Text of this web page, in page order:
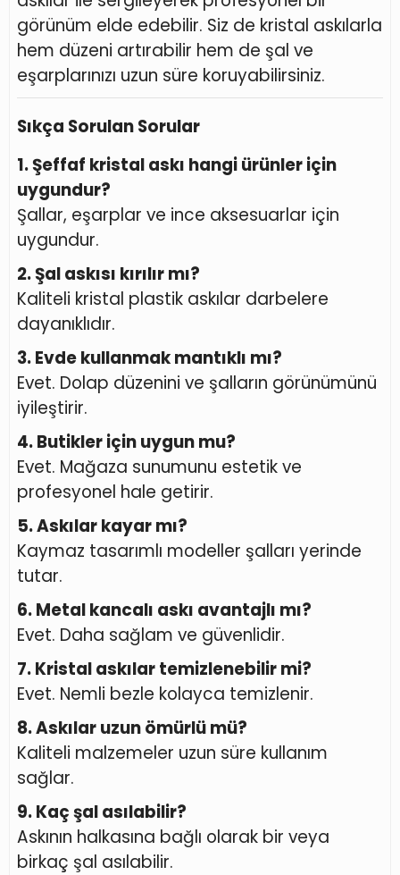
görünüm elde edebilir. Siz de kristal askılarla
hem düzeni artırabilir hem de şal ve
eşarplarınızı uzun süre koruyabilirsiniz.
Sıkça Sorulan Sorular
1. Şeffaf kristal askı hangi ürünler için
uygundur?
Şallar, eşarplar ve ince aksesuarlar için
uygundur.
2. Şal askısı kırılır mı?
Kaliteli kristal plastik askılar darbelere
dayanıklıdır.
3. Evde kullanmak mantıklı mı?
Evet. Dolap düzenini ve şalların görünümünü
iyileştirir.
4. Butikler için uygun mu?
Evet. Mağaza sunumunu estetik ve
profesyonel hale getirir.
5. Askılar kayar mı?
Kaymaz tasarımlı modeller şalları yerinde
tutar.
6. Metal kancalı askı avantajlı mı?
Evet. Daha sağlam ve güvenlidir.
7. Kristal askılar temizlenebilir mi?
Evet. Nemli bezle kolayca temizlenir.
8. Askılar uzun ömürlü mü?
Kaliteli malzemeler uzun süre kullanım
sağlar.
9. Kaç şal asılabilir?
Askının halkasına bağlı olarak bir veya
birkaç şal asılabilir.